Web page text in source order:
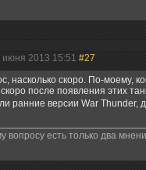
июня 2013 15:51 #27
насколько скоро. По-моему,
скоро после появления этих
ранние версии War Thunder,
вопросу есть только два